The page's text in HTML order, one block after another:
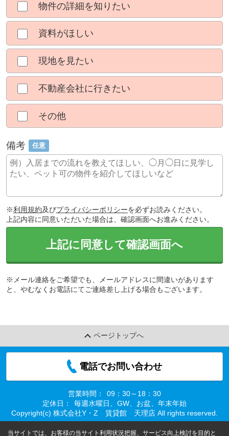
物件の詳細を知りたい
資料がほしい
現地を見たい
不動産会社に行きたい
その他
備考 任意
※利用規約及びプライバシーポリシーを必ずお読みください。
上記内容に同意いただいた場合は、確認画面へお進みください。
上記に同意して確認画面へ
※メール連絡をご希望でも、メールアドレスに間違いがあります
と、やむなくお電話にてご連絡差し上げる場合もございます。
ページトップへ
電話でお問い合わせ
営業時間：
09：30～18：30
定休日：
毎週水曜日、GW、お盆、年末年始
Copyright(c) 株式会社Y・Z 賃貸館 天理店 All rights reserved.
当サイトでは、お客様の当サイト利用状況把握、サービス向上検討を目的と